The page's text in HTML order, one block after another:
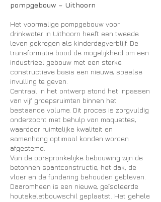
pompgebouw – Uithoorn
Het voormalige pompgebouw voor
drinkwater in Uithoorn heeft een tweede
leven gekregen als kinderdagverblijf. De
transformatie bood de mogelijkheid om een
industrieel gebouw met een sterke
constructieve basis een nieuwe, speelse
invulling te geven.
Centraal in het ontwerp stond het inpassen
van vijf groepsruimten binnen het
bestaande volume. Dit proces is zorgvuldig
onderzocht met behulp van maquettes,
waardoor ruimtelijke kwaliteit en
samenhang optimaal konden worden
afgestemd.
Van de oorspronkelijke bebouwing zijn de
betonnen spantconstructie, het dak, de
vloer en de fundering behouden gebleven.
Daaromheen is een nieuwe, geïsoleerde
houtskeletbouwschil geplaatst. Het gehele